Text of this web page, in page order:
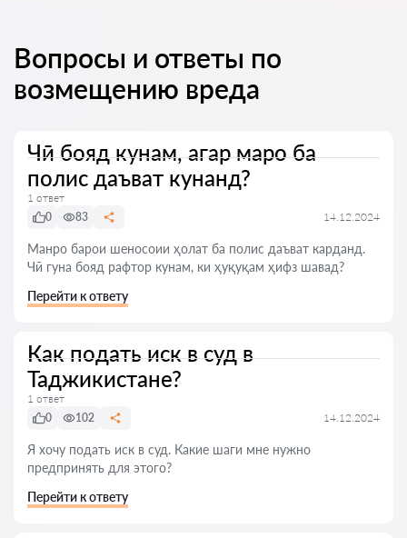
Вопросы и ответы по
возмещению вреда
Чӣ бояд кунам, агар маро ба
полис даъват кунанд?
1 ответ
0
83 14.12.2024
Манро барои шеносоии ҳолат ба полис даъват карданд.
Чӣ гуна бояд рафтор кунам, ки ҳуқуқам ҳифз шавад?
Перейти к ответу
Как подать иск в суд в
Таджикистане?
1 ответ
0
102 14.12.2024
Я хочу подать иск в суд. Какие шаги мне нужно
предпринять для этого?
Перейти к ответу